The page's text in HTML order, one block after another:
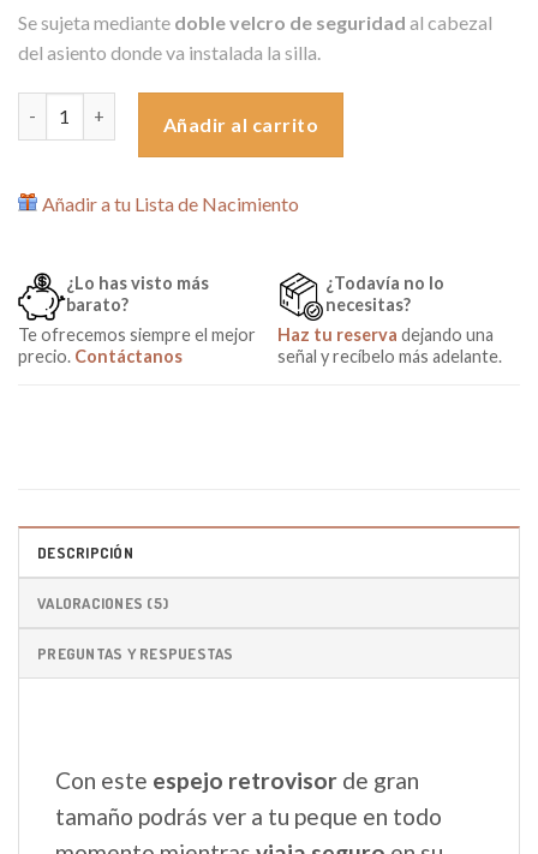
Se sujeta mediante doble velcro de seguridad al cabezal
del asiento donde va instalada la silla.
Añadir al carrito
Añadir a tu Lista de Nacimiento
¿Lo has visto más
barato?
Te ofrecemos siempre el mejor
precio. Contáctanos
¿Todavía no lo
necesitas?
Haz tu reserva dejando una
señal y recíbelo más adelante.
DESCRIPCIÓN
VALORACIONES (5)
PREGUNTAS Y RESPUESTAS
Con este espejo retrovisor de gran
tamaño podrás ver a tu peque en todo